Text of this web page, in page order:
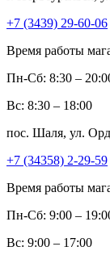
+7 (3439) 29-60-06
Время работы
Пн-Сб: 8:30 –
Вс: 8:30 – 18:00
пос. Шаля, ул.
+7 (34358) 2-29-59
Время работы
Пн-Сб: 9:00 –
Вс: 9:00 – 17:00